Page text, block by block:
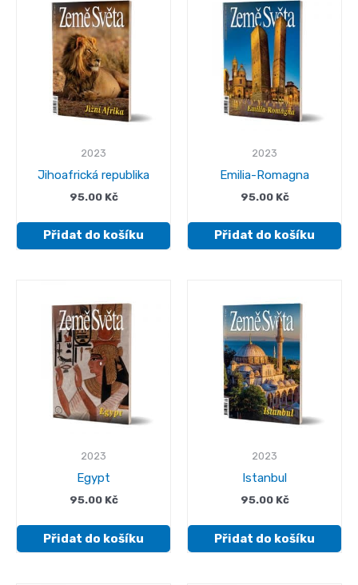
2023
Jihoafrická republika
95.00 Kč
Přidat do košíku
2023
Emilia-Romagna
95.00 Kč
Přidat do košíku
2023
Egypt
95.00 Kč
Přidat do košíku
2023
Istanbul
95.00 Kč
Přidat do košíku